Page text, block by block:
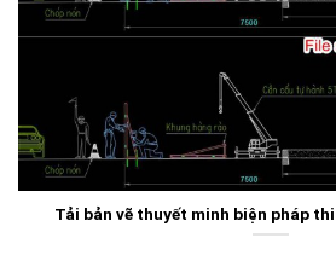
Tải bản vẽ thuyết minh biện pháp